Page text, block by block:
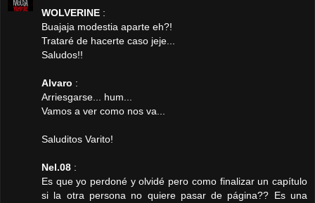
WOLVERINE :
Buajaja modestia aparte eh?!
Trataré de hacerte caso jeje...
Saludos!!
Alvaro :
Arriesgarse... hum...
Vamos a ver como nos va...
Saluditos Varito!
Nel.08 :
Es que yo perdoné y olvidé pero como finalizar un capítulo
si la otra persona no quiere pasar de página?? Es una